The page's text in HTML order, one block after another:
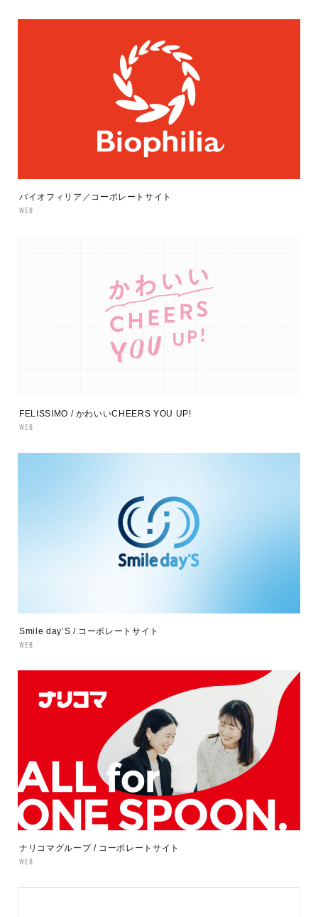
バイオフィリア／コーポレートサイト
WEB
FELISSIMO / かわいいCHEERS YOU UP!
WEB
Smile day’S / コーポレートサイト
WEB
ナリコマグループ / コーポレートサイト
WEB